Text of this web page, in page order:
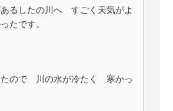
あるしたの川へ すごく天気がよ
たです。
たので 川の水が冷たく 寒かっ